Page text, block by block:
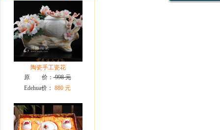
陶瓷手工瓷花
原 价：998 元
Edehua价： 880 元